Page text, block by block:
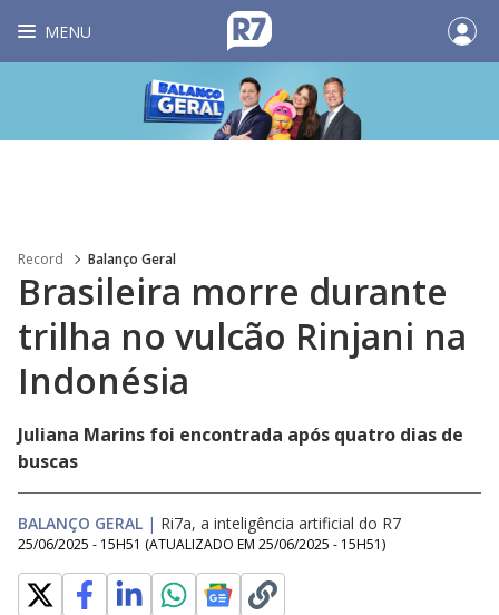
MENU
Record Balanço Geral
Brasileira morre durante
trilha no vulcão Rinjani na
Indonésia
Juliana Marins foi encontrada após quatro dias de
buscas
BALANÇO GERAL | Ri7a, a inteligência artificial do R7
25/06/2025 - 15H51 (ATUALIZADO EM 25/06/2025 - 15H51)